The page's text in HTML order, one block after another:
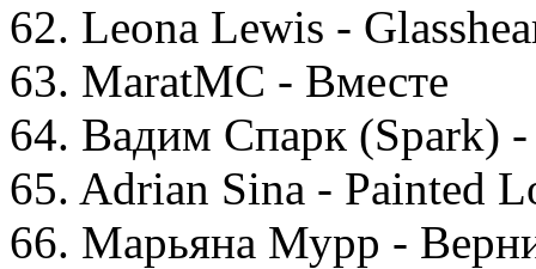
62. Leona Lewis -
63. MaratMC - Вместе
64. Вадим Спарк (Spark) -
65. Adrian Sina - Painted
66. Марьяна Мурр -